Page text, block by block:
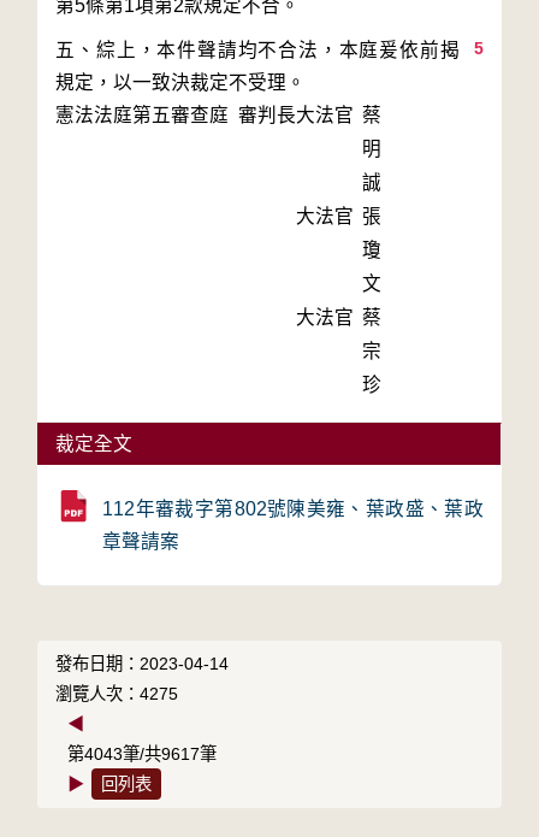
5
五、綜上，本件聲請均不合法，本庭爰依前揭
規定，以一致決裁定不受理。
憲法法庭第五審查庭 審判長大法官 蔡
明
誠
大法官 張
瓊
文
大法官 蔡
宗
珍
裁定全文
112年審裁字第802號陳美雍、葉政盛、葉政
章聲請案
發布日期：2023-04-14
瀏覽人次：4275
◀
第4043筆/共9617筆
▶
回列表